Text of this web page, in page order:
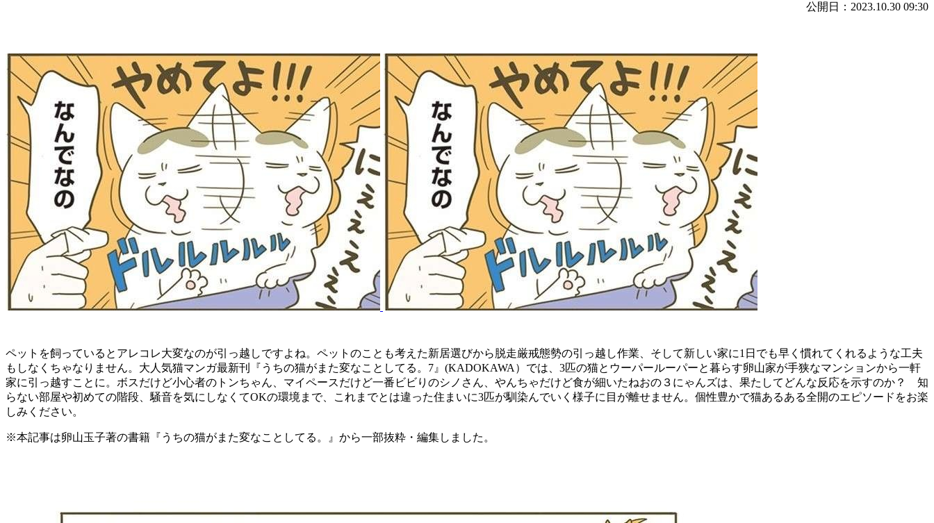
公開日：2023.10.30 09:30
ペットを飼っているとアレコレ大変なのが引っ越しですよね。ペットのことも考えた新居選びから脱走厳戒態勢の引っ越し作業、そして新しい家に1日でも早く慣れてくれるような工夫
もしなくちゃなりません。 大人気猫マンガ最新刊『うちの猫がまた変なことしてる。7』(KADOKAWA）では、3匹の猫とウーパールーパーと暮らす卵山家が手狭なマンションから一軒
家に引っ越すことに。 ボスだけど小心者のトンちゃん、マイペースだけど一番ビビりのシノさん、やんちゃだけど食が細いたねおの３にゃんズは、果たしてどんな反応を示すのか？ 知
らない部屋や初めての階段、騒音を気にしなくてOKの環境まで、これまでとは違った住まいに3匹が馴染んでいく様子に目が離せません。個性豊かで猫あるある全開のエピソードをお楽
しみください。
※本記事は卵山玉子著の書籍『うちの猫がまた変なことしてる。』から一部抜粋・編集しました。